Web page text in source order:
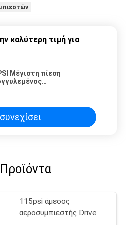
καλύτερη τιμή για
Μέγιστη πίεση
115psi άμεσος
αεροσυμπιεστής Drive